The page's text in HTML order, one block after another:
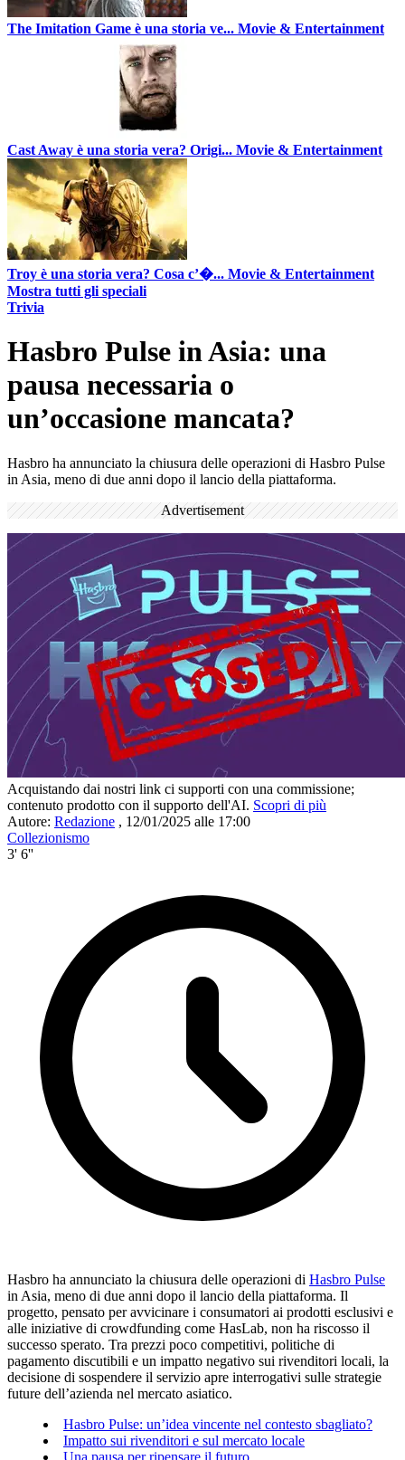
The Imitation Game è una storia ve... Movie & Entertainment
Cast Away è una storia vera? Origi... Movie & Entertainment
Troy è una storia vera? Cosa c’�... Movie & Entertainment
Mostra tutti gli speciali
Trivia
Hasbro Pulse in Asia: una
pausa necessaria o
un’occasione mancata?
Hasbro ha annunciato la chiusura delle operazioni di Hasbro Pulse
in Asia, meno di due anni dopo il lancio della piattaforma.
Advertisement
Acquistando dai nostri link ci supporti con una commissione;
contenuto prodotto con il supporto dell'AI. Scopri di più
Autore: Redazione , 12/01/2025 alle 17:00
Collezionismo
3' 6''
Hasbro ha annunciato la chiusura delle operazioni di Hasbro Pulse
in Asia, meno di due anni dopo il lancio della piattaforma. Il
progetto, pensato per avvicinare i consumatori ai prodotti esclusivi e
alle iniziative di crowdfunding come HasLab, non ha riscosso il
successo sperato. Tra prezzi poco competitivi, politiche di
pagamento discutibili e un impatto negativo sui rivenditori locali, la
decisione di sospendere il servizio apre interrogativi sulle strategie
future dell’azienda nel mercato asiatico.
Hasbro Pulse: un’idea vincente nel contesto sbagliato?
Impatto sui rivenditori e sul mercato locale
Una pausa per ripensare il futuro